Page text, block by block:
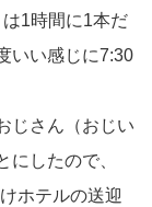
1時間に1本だ
いい感じに7:30
じさん（おじい
にしたので、
ホテルの送迎